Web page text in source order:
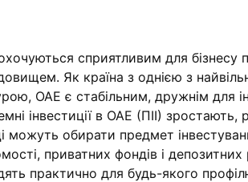
сприятливим для бізнесу
Як країна з однією з
ОАЕ є стабільним, дружнім для
інвестиції в ОАЕ (ПІІ)
можуть обирати предмет
приватних фондів і
практично для будь-якого